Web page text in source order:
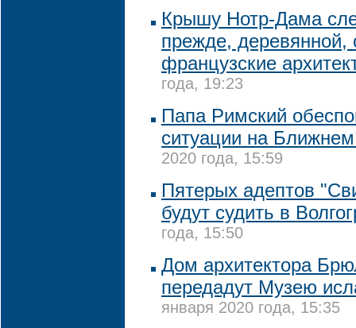
Крышу Нотр-Дама
прежде, деревянной,
французские
года, 19:23
Папа Римский
ситуации на
2020 года, 15:59
Пятерых адептов
будут судить в
года, 15:50
Дом архитектора
передадут Музею
января 2020 года, 15:35